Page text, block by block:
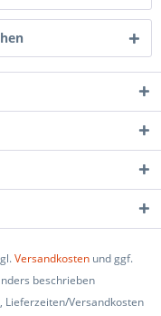
Versandkosten und ggf.
beschrieben
Versandkosten